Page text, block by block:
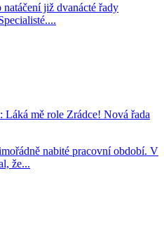
již dvanácté řady
mě role Zrádce! Nová řada
nabité pracovní období. V
že...